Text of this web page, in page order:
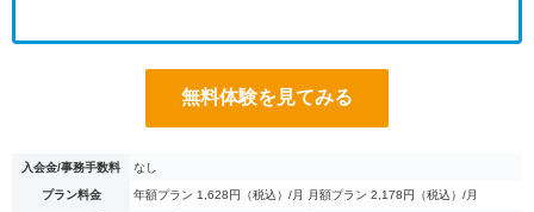
無料体験を見てみる
入会金/事務手数料 なし
プラン料金 年額プラン 1,628円（税込）/月 月額プラン 2,178円（税込）/月